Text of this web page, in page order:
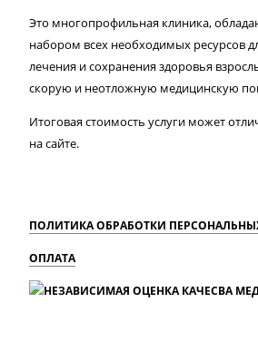
Это многопрофильная клиника,
набором всех необходимых ресурсов
лечения и сохранения здоровья
скорую и неотложную медицинскую
Итоговая стоимость услуги может
на сайте.
ПОЛИТИКА ОБРАБОТКИ
ОПЛАТА